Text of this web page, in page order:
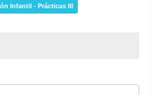
Infantil - Prácticas III